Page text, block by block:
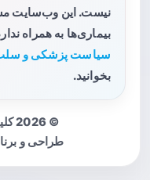
نیست. این وب‌سایت
بیماری‌ها به همراه
سیاست پزشکی و
بخوانید.
© 2026 کلیه حقوق محفوظ است.
طراحی و